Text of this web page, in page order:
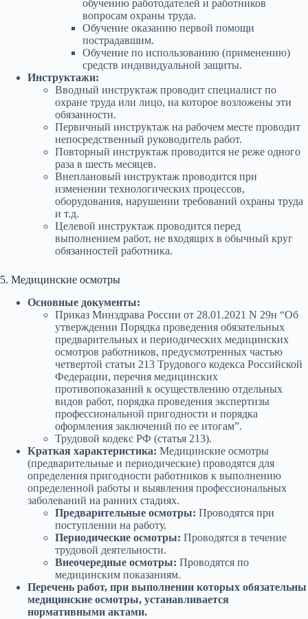
обучению работодателей и работников
вопросам охраны труда.
Обучение оказанию первой помощи
пострадавшим.
Обучение по использованию (применению)
средств индивидуальной защиты.
Инструктажи:
Вводный инструктаж проводит специалист по
охране труда или лицо, на которое возложены эти
обязанности.
Первичный инструктаж на рабочем месте проводит
непосредственный руководитель работ.
Повторный инструктаж проводится не реже одного
раза в шесть месяцев.
Внеплановый инструктаж проводится при
изменении технологических процессов,
оборудования, нарушении требований охраны труда
и т.д.
Целевой инструктаж проводится перед
выполнением работ, не входящих в обычный круг
обязанностей работника.
5. Медицинские осмотры
Основные документы:
Приказ Минздрава России от 28.01.2021 N 29н “Об
утверждении Порядка проведения обязательных
предварительных и периодических медицинских
осмотров работников, предусмотренных частью
четвертой статьи 213 Трудового кодекса Российской
Федерации, перечня медицинских
противопоказаний к осуществлению отдельных
видов работ, порядка проведения экспертизы
профессиональной пригодности и порядка
оформления заключений по ее итогам”.
Трудовой кодекс РФ (статья 213).
Краткая характеристика: Медицинские осмотры
(предварительные и периодические) проводятся для
определения пригодности работников к выполнению
определенной работы и выявления профессиональных
заболеваний на ранних стадиях.
Предварительные осмотры: Проводятся при
поступлении на работу.
Периодические осмотры: Проводятся в течение
трудовой деятельности.
Внеочередные осмотры: Проводятся по
медицинским показаниям.
Перечень работ, при выполнении которых обязательны
медицинские осмотры, устанавливается
нормативными актами.